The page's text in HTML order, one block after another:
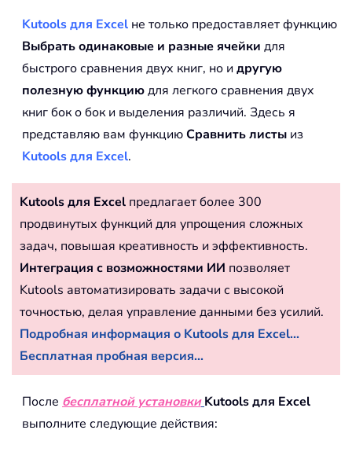
Kutools для Excel не только предоставляет функцию
Выбрать одинаковые и разные ячейки для
быстрого сравнения двух книг, но и другую
полезную функциюдля легкого сравнения двух
книг бок о бок и выделения различий. Здесь я
представляю вам функциюСравнить листы из
Kutools для Excel.
Kutools для Excel предлагает более 300
продвинутых функций для упрощения сложных
задач, повышая креативность и эффективность.
Интеграция с возможностями ИИ позволяет
Kutools автоматизировать задачи с высокой
точностью, делая управление данными без усилий.
Подробная информация о Kutools для Excel...
Бесплатная пробная версия...
После бесплатной установки Kutools для Excel
выполните следующие действия: